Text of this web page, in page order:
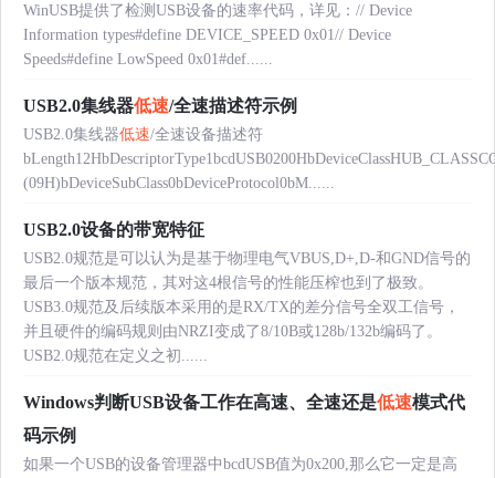
WinUSB提供了检测USB设备的速率代码，详见：// Device
Information types#define DEVICE_SPEED 0x01// Device
Speeds#define LowSpeed 0x01#def......
USB2.0集线器低速/全速描述符示例
USB2.0集线器低速/全速设备描述符
(09H)bDeviceSubClass0bDeviceProtocol0bM......
USB2.0设备的带宽特征
USB2.0规范是可以认为是基于物理电气VBUS,D+,D-和GND信号的
最后一个版本规范，其对这4根信号的性能压榨也到了极致。
USB3.0规范及后续版本采用的是RX/TX的差分信号全双工信号，
并且硬件的编码规则由NRZI变成了8/10B或128b/132b编码了。
USB2.0规范在定义之初......
Windows判断USB设备工作在高速、全速还是低速模式代
码示例
如果一个USB的设备管理器中bcdUSB值为0x200,那么它一定是高